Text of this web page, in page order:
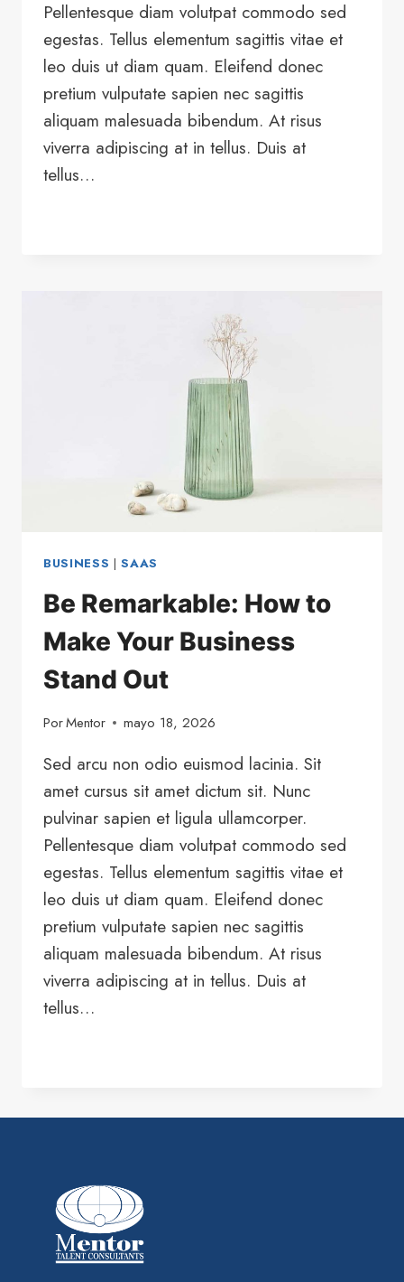
Pellentesque diam volutpat commodo sed
egestas. Tellus elementum sagittis vitae et
leo duis ut diam quam. Eleifend donec
pretium vulputate sapien nec sagittis
aliquam malesuada bibendum. At risus
viverra adipiscing at in tellus. Duis at
tellus…
BUSINESS |SAAS
Be Remarkable: How to
Make Your Business
Stand Out
PorMentor mayo 18, 2026
Sed arcu non odio euismod lacinia. Sit
amet cursus sit amet dictum sit. Nunc
pulvinar sapien et ligula ullamcorper.
Pellentesque diam volutpat commodo sed
egestas. Tellus elementum sagittis vitae et
leo duis ut diam quam. Eleifend donec
pretium vulputate sapien nec sagittis
aliquam malesuada bibendum. At risus
viverra adipiscing at in tellus. Duis at
tellus…